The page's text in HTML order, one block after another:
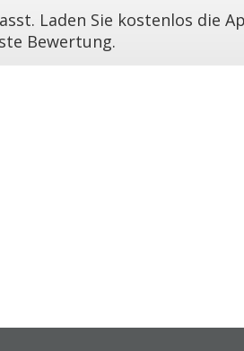
Laden Sie kostenlos die
Bewertung.